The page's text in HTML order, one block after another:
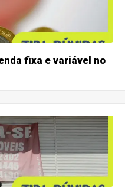
fixa e variável no